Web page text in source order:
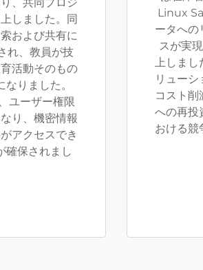
しました。同
および共有に
れ、教員が技
活動そのもの
りました。
ユーザー権限
り、機密情報
アクセスでき
確保されまし
Linux
ータへの
スが実
上しまし
リュー
コスト削
への再投
おける競